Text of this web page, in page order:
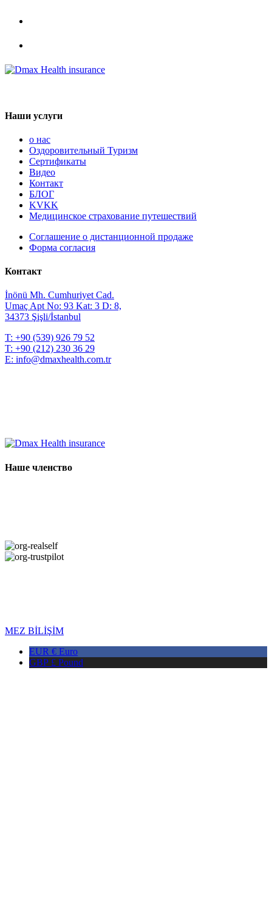
Наши услуги
о нас
Оздоровительный Туризм
Сертификаты
Видео
Контакт
БЛОГ
KVKK
Медицинское страхование путешествий
Соглашение о дистанционной продаже
Форма согласия
Контакт
İnönü Mh. Cumhuriyet Cad.
Umaç Apt No: 93 Kat: 3 D: 8,
34373 Şişli/İstanbul
T: +90 (539) 926 79 52
T: +90 (212) 230 36 29
E: info@dmaxhealth.com.tr
Наше членство
MEZ BİLİŞİM
EUR € Euro
GBP £ Pound